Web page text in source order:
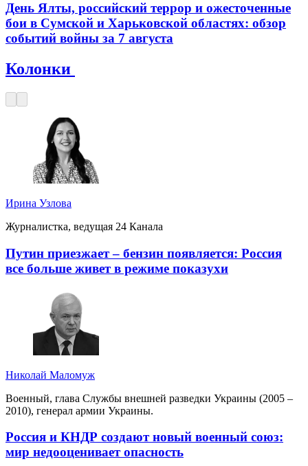
День Ялты, российский террор и ожесточенные
бои в Сумской и Харьковской областях: обзор
событий войны за 7 августа
Колонки
Ирина Узлова
Журналистка, ведущая 24 Канала
Путин приезжает – бензин появляется: Россия
все больше живет в режиме показухи
Николай Маломуж
Военный, глава Службы внешней разведки Украины (2005 –
2010), генерал армии Украины.
Россия и КНДР создают новый военный союз:
мир недооценивает опасность